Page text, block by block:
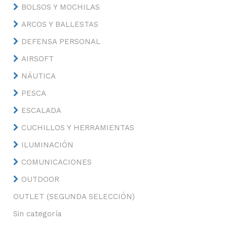
BOLSOS Y MOCHILAS
ARCOS Y BALLESTAS
DEFENSA PERSONAL
AIRSOFT
NÁUTICA
PESCA
ESCALADA
CUCHILLOS Y HERRAMIENTAS
ILUMINACIÓN
COMUNICACIONES
OUTDOOR
OUTLET (SEGUNDA SELECCIÓN)
Sin categoría